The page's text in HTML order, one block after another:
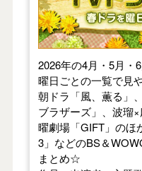
2026年の4月・5月・
曜日ごとの一覧で見
朝ドラ「風、薫る」
ブラザーズ」、波瑠
曜劇場「GIFT」のほ
3」などのBS＆
まとめ☆